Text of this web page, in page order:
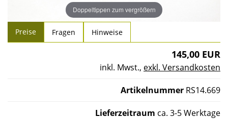
Doppeltippen zum vergrößern
Preise Fragen Hinweise
145,00 EUR
inkl. Mwst., exkl. Versandkosten
Artikelnummer RS14.669
Lieferzeitraum ca. 3-5 Werktage